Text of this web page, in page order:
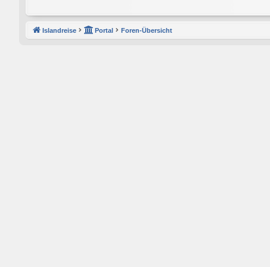
Islandreise Portal Foren-Übersicht